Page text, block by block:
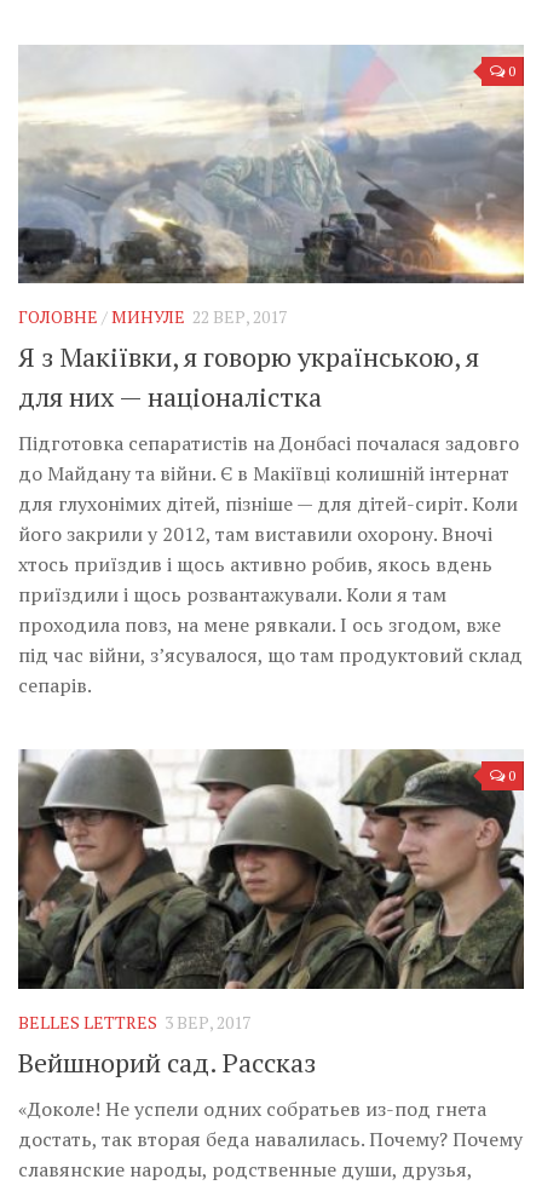
0
ГОЛОВНЕ /МИНУЛЕ 22 ВЕР, 2017
Я з Макіївки, я говорю українською, я
для них — націоналістка
Підготовка сепаратистів на Донбасі почалася задовго
до Майдану та війни. Є в Макіївці колишній інтернат
для глухонімих дітей, пізніше — для дітей-сиріт. Коли
його закрили у 2012, там виставили охорону. Вночі
хтось приїздив і щось активно робив, якось вдень
приїздили і щось розвантажували. Коли я там
проходила повз, на мене рявкали. І ось згодом, вже
під час війни, з’ясувалося, що там продуктовий склад
сепарів.
0
BELLES LETTRES 3 ВЕР, 2017
Вейшнорий сад. Рассказ
«Доколе! Не успели одних собратьев из-под гнета
достать, так вторая беда навалилась. Почему? Почему
славянские народы, родственные души, друзья,